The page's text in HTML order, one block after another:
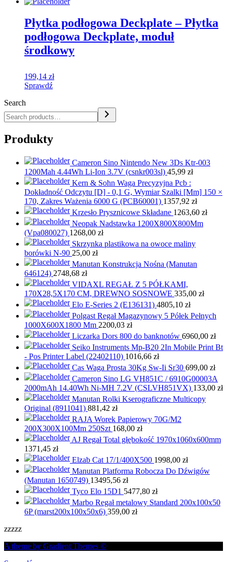
Płytka podłogowa Deckplate – Płytka
podłogowa Deckplate, moduł
środkowy
199,14 zł
Sprawdź
Search
Produkty
Cameron Sino Nintendo New 3Ds Ktr-003
1200Mah 4.44Wh Li-Ion 3.7V (csnkr003sl) 45,99 zł
Kern & Sohn Waga Precyzyjna Pcb :
Dokładność Odczytu [D] - 0,1 G, Wymiar Szalki [Mm] 150 ×
170, Zakres Ważenia 6000 G (PCB60001) 1357,92 zł
Krzesło Prysznicowe Składane 1263,60 zł
Neopak Nadstawka 1200X800X800Mm
(Vpa080027) 1268,00 zł
Skrzynka plastikowa na owoce maliny
borówki N-90 25,00 zł
Manutan Konstrukcja Nośna (Manutan
646124) 2748,68 zł
VIDAXL REGAŁ Z 5 PÓŁKAMI,
170X28,5X170 CM, DREWNO SOSNOWE 335,00 zł
Elo E-Series 2 (E136131) 4805,10 zł
Polgast Regał Magazynowy 5 Półek Pełnych
1000X600X1800 Mm 2200,03 zł
Liczarka Dors 800 do banknotów 6960,00 zł
Seiko Instruments Mp-B20 2In Mobile Print Bt
- Pos Printer Label (22402110) 1016,66 zł
Cas Waga Prosta 30Kg Sw-Ii Sr30 699,00 zł
Cameron Sino LG VH851C / 6910G00003A
2000mAh 14.40Wh Ni-MH 7.2V (CSLVH851VX) 133,00 zł
Manutan Rolki Kserograficzne Multicopy
Original (8911041) 881,42 zł
RAJA Worek Papierowy 70G/M2
200X300X100Mm 250Szt 168,00 zł
AJ Regał Total głębokość 1970x1060x600mm
1371,45 zł
Elzab Cat 17/1/400X500 1998,00 zł
Manutan Platforma Robocza Do Dźwigów
(Manutan 1650749) 13495,56 zł
Tyco Elo 15D1 5477,80 zł
Marbo Regał metalowy Standard 200x100x50
6P (marst200x100x50x6) 359,00 zł
zzzzz
A theme by Gradient Themes ©